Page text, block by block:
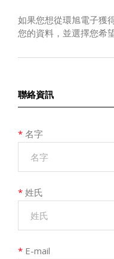
如果您想從環旭電子獲
您的資料，並選擇您希
聯絡資訊
* 名字
* 姓氏
* E-mail